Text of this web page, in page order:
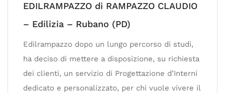
EDILRAMPAZZO di RAMPAZZO CLAUDIO
– Edilizia – Rubano (PD)
Edilrampazzo dopo un lungo percorso di studi,
ha deciso di mettere a disposizione, su richiesta
dei clienti, un servizio di Progettazione d’Interni
dedicato e personalizzato, per chi vuole vivere il